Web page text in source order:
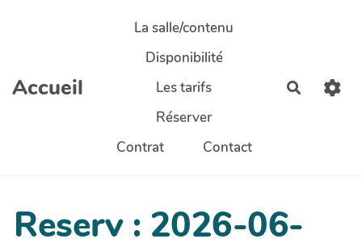
Aller au contenu principal
Accueil
La salle/contenu
Disponibilité
Les tarifs
Réserver
Contrat
Contact
Reserv : 2026-06-